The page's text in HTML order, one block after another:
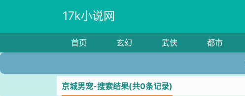
17k小说网
首页 玄幻 武侠 都市
京城男宠-搜索结果(共0条记录)